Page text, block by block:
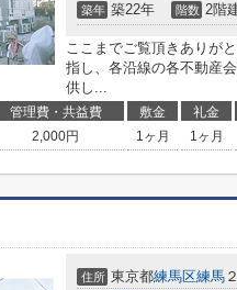
築年 築22年 階数 2階
ここまでご覧頂きありが
指し、各沿線の各不動産
供し...
管理費・共益費 敷金 礼金
2,000円 1ヶ月 1ヶ月
住所 東京都練馬区練馬